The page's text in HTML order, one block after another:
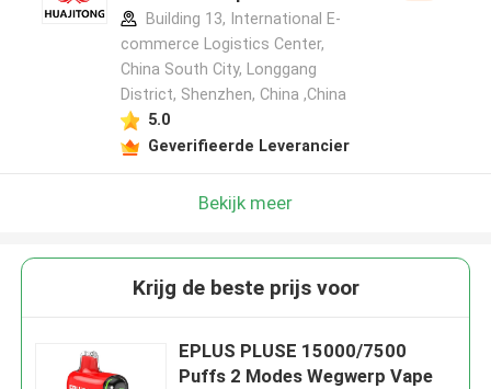
Building 13, International E-
commerce Logistics Center,
China South City, Longgang
District, Shenzhen, China ,China
5.0
Geverifieerde Leverancier
Bekijk meer
Krijg de beste prijs voor
EPLUS PLUSE 15000/7500
Puffs 2 Modes Wegwerp Vape